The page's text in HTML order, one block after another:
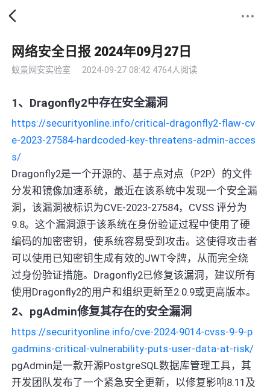
网络安全日报 2024年09月27日
蚁景网安实验室 2024-09-27 08:42 4764人阅读
1、Dragonfly2中存在安全漏洞
https://securityonline.info/critical-dragonfly2-flaw-cv
e-2023-27584-hardcoded-key-threatens-admin-acces
s/
Dragonfly2是一个开源的、基于点对点（P2P）的文件
分发和镜像加速系统，最近在该系统中发现一个安全漏
洞，该漏洞被标识为CVE-2023-27584，CVSS 评分为
9.8。这个漏洞源于该系统在身份验证过程中使用了硬
编码的加密密钥，使系统容易受到攻击。这使得攻击者
可以使用已知密钥生成有效的JWT令牌，从而完全绕
过身份验证措施。Dragonfly2已修复该漏洞，建议所有
使用Dragonfly2的用户和组织更新至2.0.9或更高版本。
2、pgAdmin修复其存在的安全漏洞
https://securityonline.info/cve-2024-9014-cvss-9-9-p
gadmins-critical-vulnerability-puts-user-data-at-risk/
pgAdmin是一款开源PostgreSQL数据库管理工具，其
开发团队发布了一个紧急安全更新，以修复影响8.11及